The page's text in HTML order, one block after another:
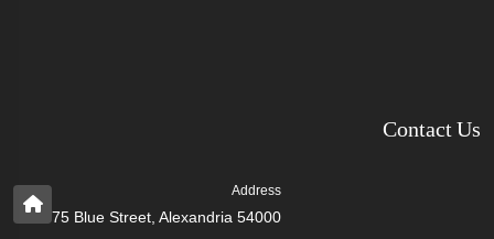
Contact Us
Address
75 Blue Street, Alexandria 54000